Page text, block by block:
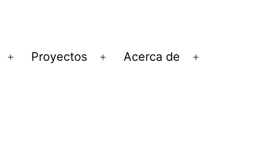
Abrir
Proyectos
Abrir
Acerca de